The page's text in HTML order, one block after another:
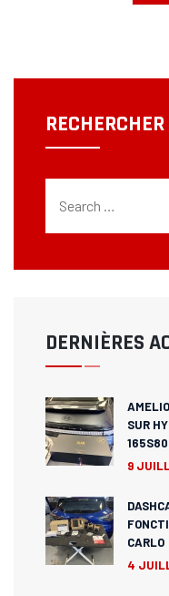
RECHERCHER
DERNIÈRES
SUR
9
CARLO
4